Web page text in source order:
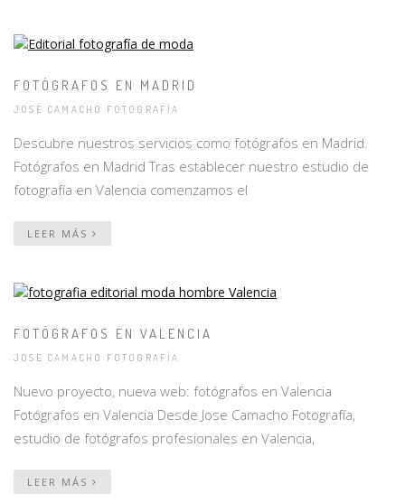
FOTÓGRAFOS EN MADRID
JOSE CAMACHO FOTOGRAFÍA
Descubre nuestros servicios como fotógrafos en Madrid.
Fotógrafos en Madrid Tras establecer nuestro estudio de
fotografía en Valencia comenzamos el
LEER MÁS
FOTÓGRAFOS EN VALENCIA
JOSE CAMACHO FOTOGRAFÍA
Nuevo proyecto, nueva web: fotógrafos en Valencia
Fotógrafos en Valencia Desde Jose Camacho Fotografía,
estudio de fotógrafos profesionales en Valencia,
LEER MÁS